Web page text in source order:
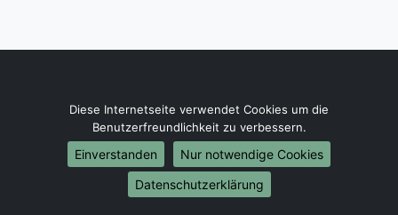
Europa-Umzüge
Umzug von Kaiserslautern nach Belarus
Umzug von Kaiserslautern nach Belgien
Umzug von Kaiserslautern nach Bulgarien
Umzug von Kaiserslautern nach Dänemark
Diese Internetseite verwendet Cookies um die
Benutzerfreundlichkeit zu verbessern.
Einverstanden
Nur notwendige Cookies
Datenschutzerklärung